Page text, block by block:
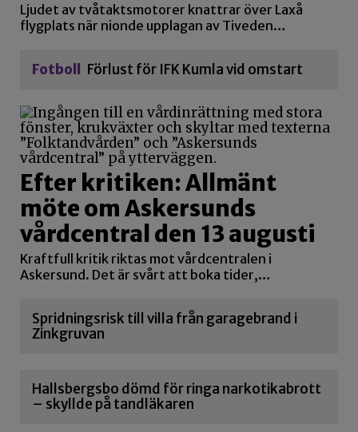
Ljudet av tvåtaktsmotorer knattrar över Laxå
flygplats när nionde upplagan av Tiveden…
Fotboll Förlust för IFK Kumla vid omstart
Efter kritiken: Allmänt
möte om Askersunds
vårdcentral den 13 augusti
Kraftfull kritik riktas mot vårdcentralen i
Askersund. Det är svårt att boka tider,…
Spridningsrisk till villa från garagebrand i
Zinkgruvan
Hallsbergsbo dömd för ringa narkotikabrott
– skyllde på tandläkaren